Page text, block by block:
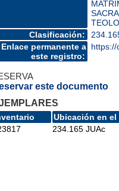
Clasificación:
Enlace permanente a
este registro:
https://
este documento
Ubicación en el
234.165 JUAc